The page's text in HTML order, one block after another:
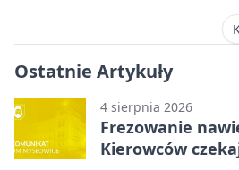
Ostatnie Artykuły
4 sierpnia 2026
Frezowanie
Kierowców